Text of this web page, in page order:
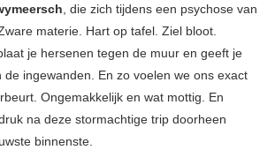
, die zich tijdens een psychose van
materie. Hart op tafel. Ziel bloot.
je hersenen tegen de muur en geeft je
de ingewanden. En zo voelen we ons exact
Ongemakkelijk en wat mottig. En
na deze stormachtige trip doorheen
binnenste.